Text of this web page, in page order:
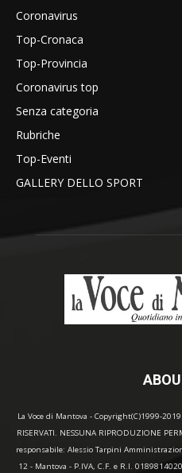
Coronavirus
Top-Cronaca
Top-Provincia
Coronavirus top
Senza categoria
Rubriche
Top-Eventi
GALLERY DELLO SPORT
La Voce di Mantova - Copyright(C)1999-
RISERVATI. NESSUNA RIPRODUZIONE
responsabile: Alessio Tarpini
12 - Mantova - P.IVA, C.F. e R.I.